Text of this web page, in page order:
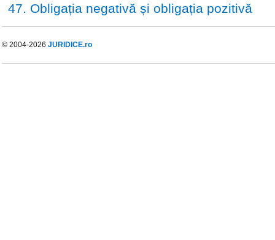
47. Obligația negativă și obligația pozitivă
© 2004-2026 JURIDICE.ro